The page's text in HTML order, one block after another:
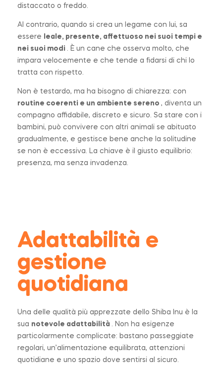
distaccato o freddo.
Al contrario, quando si crea un legame con lui, sa
essere
leale, presente, affettuoso nei suoi tempi e
nei suoi modi . È un cane che osserva molto, che
impara velocemente e che tende a fidarsi di chi lo
tratta con rispetto.
Non è testardo, ma ha bisogno di chiarezza: con
routine coerenti e un ambiente sereno , diventa un
compagno affidabile, discreto e sicuro. Sa stare con i
bambini, può convivere con altri animali se abituato
gradualmente, e gestisce bene anche la solitudine
se non è eccessiva. La chiave è il giusto equilibrio:
presenza, ma senza invadenza.
Adattabilità e
gestione
quotidiana
Una delle qualità più apprezzate dello Shiba Inu è la
sua notevole adattabilità . Non ha esigenze
particolarmente complicate: bastano passeggiate
regolari, un’alimentazione equilibrata, attenzioni
quotidiane e uno spazio dove sentirsi al sicuro.